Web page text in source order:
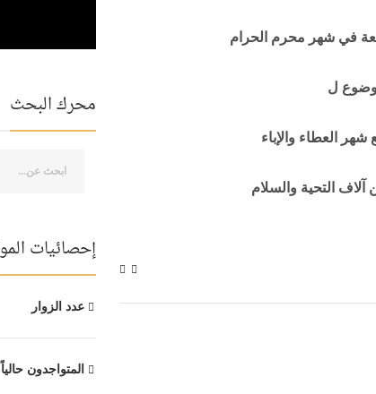
في شهر محرم الحرام
ل
العطاء والإباء
آلاف التحية والسلام
محرك البحث
إحصائيات
عدد الزوار
المتواجدون حالياً